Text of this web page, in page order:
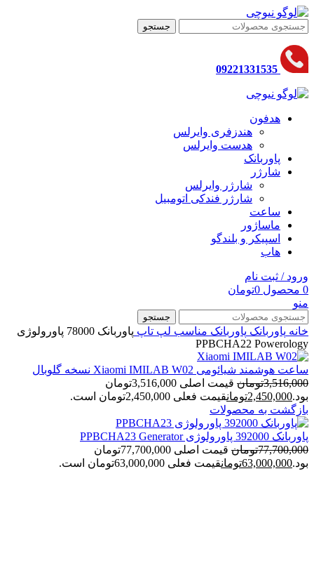
جستجو
09221331535
هدفون
هندزفری وایرلس
هدست وایرلس
پاوربانک
شارژر
شارژر وایرلس
شارژر فندکی اتومبیل
ساعت
ماساژور
اسپیکر و بلندگو
هاب
ورود / ثبت نام
0 محصول 0تومان
منو
جستجو
خانه پاوربانک پاوربانک مناسب لپ تاپ
پاوربانک 78000 پاورولوژی
PPBCHA22 Powerology
ساعت هوشمند شیائومی Xiaomi IMILAB W02 نسخه گلوبال
3,516,000تومان
قیمت اصلی 3,516,000تومان
بود.2,450,000تومانقیمت فعلی 2,450,000تومان است.
بازگشت به محصولات
پاوربانک 392000 پاورولوژی PPBCHA23 Generator
77,700,000تومان
قیمت اصلی 77,700,000تومان
بود.63,000,000تومانقیمت فعلی 63,000,000تومان است.